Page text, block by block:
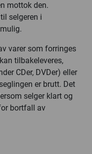
mottok den.
selgeren i
varer som forringes
tilbakeleveres,
CDer, DVDer) eller
er brutt. Det
selger klart og
bortfall av